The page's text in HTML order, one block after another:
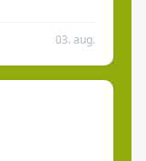
03. aug.